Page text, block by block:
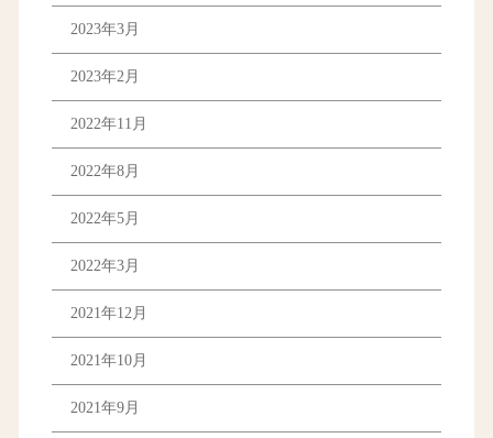
2023年3月
2023年2月
2022年11月
2022年8月
2022年5月
2022年3月
2021年12月
2021年10月
2021年9月